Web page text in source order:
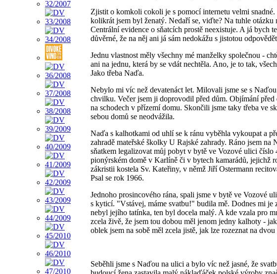
Zjistit o komkoli cokoli je s pomocí internetu velmi
kolikrát jsem byl ženatý. Nedaří se, viďte? Na tuhle otázku
Centrální evidence o sňatcích prostě neexistuje. A já bych
důvěrné, že na něj ani já sám nedokážu s jistotou
Jednu vlastnost měly všechny mé manželky společnou -
ani na jednu, která by se vdát nechtěla. Ano, je to tak,
Jako třeba Naďa.
Nebylo mi víc než devatenáct let. Milovali jsme se s
chvilku. Večer jsem ji doprovodil před dům. Objímání
na schodech v přízemí domu. Skončili jsme taky třeba ve
sebou domů se neodvážila.
Naďa s kalhotkami od uhlí se k ránu vyběhla vykoupat a
zahradě mateřské školky U Rajské zahrady. Ráno jsem
sňatkem legalizovat můj pobyt v bytě ve Vozové ulici
pionýrském domě v Karlíně či v bytech kamarádů, jejichž
zákristii kostela Sv. Kateřiny, v němž Jiří Ostermann
Psal se rok 1966.
Jednoho prosincového rána, spali jsme v bytě ve Vozové
s kyticí. "Vstávej, máme svatbu!" budila mě. Dodnes mi je
nebyl jejího tatínka, ten byl docela malý. A kde vzala pro
zcela živě, že jsem tou dobou měl jenom jedny kalhoty -
oblek jsem na sobě měl zcela jistě, jak lze rozeznat na
Seběhli jsme s Naďou na ulici a bylo víc než jasné, že